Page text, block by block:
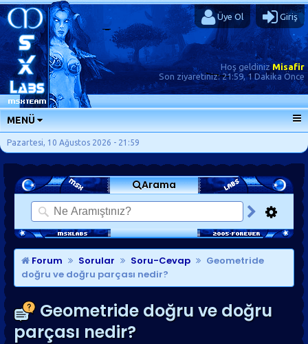
Üye Ol Giriş
Hoş geldinizMisafir
Son ziyaretiniz:21:59, 1 Dakika Önce
MENÜ
ANA SAYFA
FORUMLAR
SORU-CEVAP
GÜNLÜKLER
SON MESAJLAR
KISAYOLLAR
Pazartesi, 10 Ağustos 2026 - 21:59
Arama
Forum Sorular Soru-Cevap
Geometride
doğru ve doğru parçası nedir?
Geometride doğru ve doğru
parçası nedir?